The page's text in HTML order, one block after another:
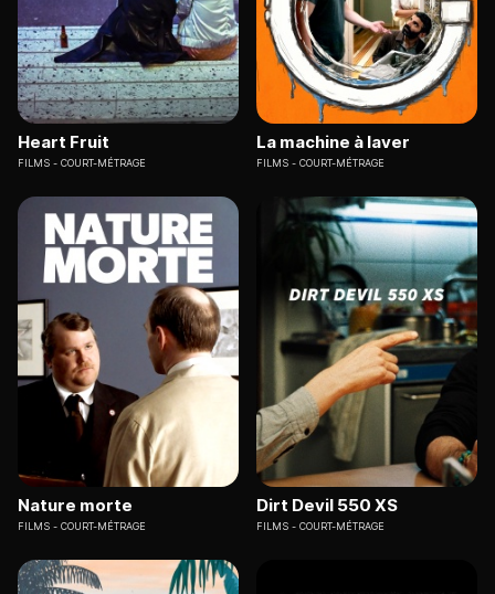
Heart Fruit
FILMS COURT-MÉTRAGE
La machine à laver
FILMS COURT-MÉTRAGE
Nature morte
FILMS COURT-MÉTRAGE
Dirt Devil 550 XS
FILMS COURT-MÉTRAGE